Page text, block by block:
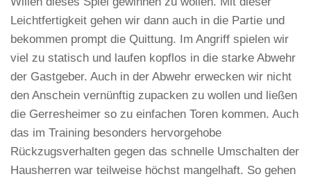
Leichtfertigkeit gehen wir dann auch in die Partie und
bekommen prompt die Quittung. Im Angriff spielen wir
viel zu statisch und laufen kopflos in die starke Abwehr
der Gastgeber. Auch in der Abwehr erwecken wir nicht
den Anschein vernünftig zupacken zu wollen und ließen
die Gerresheimer so zu einfachen Toren kommen. Auch
das im Training besonders hervorgehobe
Rückzugsverhalten gegen das schnelle Umschalten der
Hausherren war teilweise höchst mangelhaft. So gehen